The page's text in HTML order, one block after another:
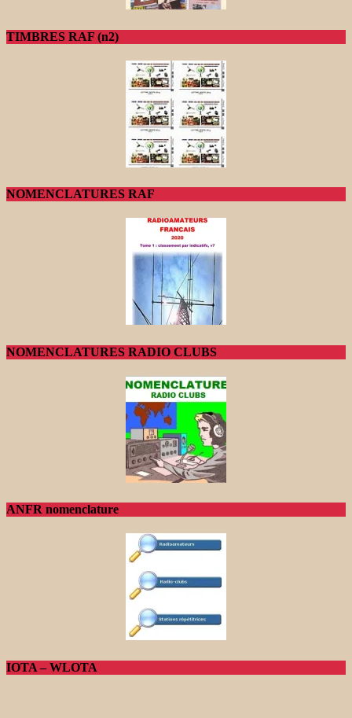
TIMBRES RAF (n2)
NOMENCLATURES RAF
NOMENCLATURES RADIO CLUBS
ANFR nomenclature
IOTA – WLOTA